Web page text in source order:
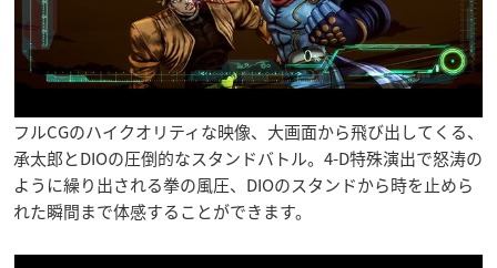
フルCGのハイクオリティな映像、大画面から飛び出してくる、
承太郎とDIOの圧倒的なスタンドバトル。4-D特殊演出で怒涛の
ように繰り出される拳の風圧、DIOのスタンドから時を止めら
れた瞬間まで体感することができます。